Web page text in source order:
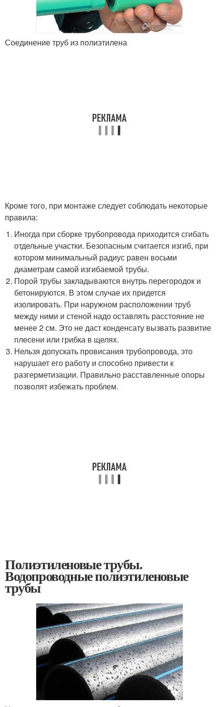
Соединение труб из полиэтилена
Кроме того, при монтаже следует соблюдать некоторые
правила:
Иногда при сборке трубопровода приходится сгибать
отдельные участки. Безопасным считается изгиб, при
котором минимальный радиус равен восьми
диаметрам самой изгибаемой трубы.
Порой трубы закладываются внутрь перегородок и
бетонируются. В этом случае их придется
изолировать. При наружном расположении труб
между ними и стеной надо оставлять расстояние не
менее 2 см. Это не даст конденсату вызвать развитие
плесени или грибка в щелях.
Нельзя допускать провисания трубопровода, это
нарушает его работу и способно привести к
разгерметизации. Правильно расставленные опоры
позволят избежать проблем.
Полиэтиленовые трубы.
Водопроводные полиэтиленовые
трубы